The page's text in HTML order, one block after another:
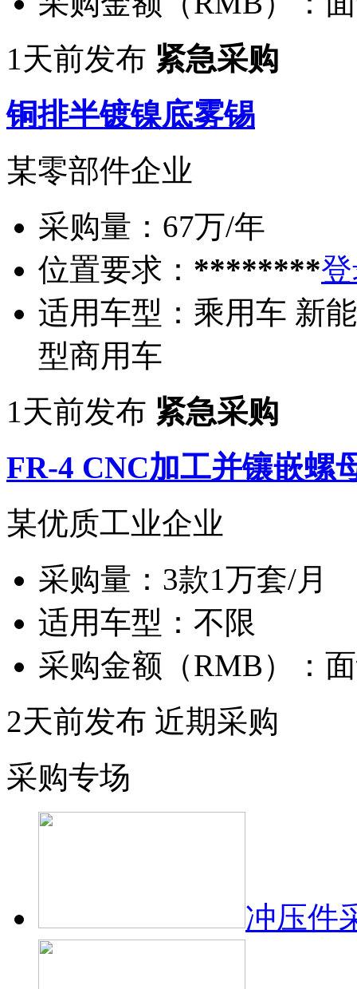
1天前发布 紧急采购
铜排半镀镍底雾锡
某零部件企业
采购量： 67万/年
位置要求： ********
适用车型： 乘用车 新
型商用车
1天前发布 紧急采购
FR-4 CNC加工并镶嵌螺
某优质工业企业
采购量： 3款1万套/月
适用车型： 不限
采购金额（RMB）：
2天前发布 近期采购
采购专场
冲压件